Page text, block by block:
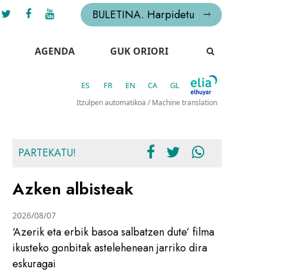
BULETINA. Harpidetu
AGENDA GUK ORIORI
ES FR EN CA GL
Itzulpen automatikoa / Machine translation
PARTEKATU!
Azken albisteak
‘Azerik eta erbik basoa salbatzen dute’ filma
ikusteko gonbitak astelehenean jarriko dira
eskuragai
2026/08/07